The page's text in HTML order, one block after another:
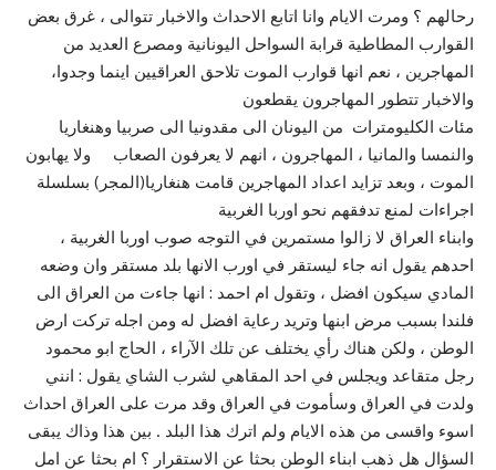
رحالهم ؟ ومرت الايام وانا اتابع الاحداث والاخبار تتوالى ، غرق بعض
القوارب المطاطية قرابة السواحل اليونانية ومصرع العديد من
المهاجرين ، نعم انها قوارب الموت تلاحق العراقيين اينما وجدوا،
والاخبار تتطور المهاجرون يقطعون
مئات الكليومترات من اليونان الى مقدونيا الى صربيا وهنغاريا
والنمسا والمانيا ، المهاجرون ، انهم لا يعرفون الصعاب ولا يهابون
الموت ، وبعد تزايد اعداد المهاجرين قامت هنغاريا(المجر) بسلسلة
اجراءات لمنع تدفقهم نحو اوربا الغربية
وابناء العراق لا زالوا مستمرين في التوجه صوب اوربا الغربية ،
احدهم يقول انه جاء ليستقر في اورب الانها بلد مستقر وان وضعه
المادي سيكون افضل ، وتقول ام احمد : انها جاءت من العراق الى
فلندا بسبب مرض ابنها وتريد رعاية افضل له ومن اجله تركت ارض
الوطن ، ولكن هناك رأي يختلف عن تلك الآراء ، الحاج ابو محمود
رجل متقاعد ويجلس في احد المقاهي لشرب الشاي يقول : انني
ولدت في العراق وسأموت في العراق وقد مرت على العراق احداث
اسوء واقسى من هذه الايام ولم اترك هذا البلد . بين هذا وذاك يبقى
السؤال هل ذهب ابناء الوطن بحثا عن الاستقرار ؟ ام بحثا عن امل